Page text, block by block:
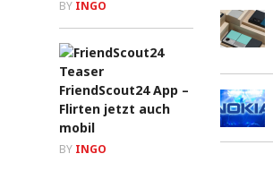
BY INGO
FriendScout24 App –
Flirten jetzt auch
mobil
BY INGO